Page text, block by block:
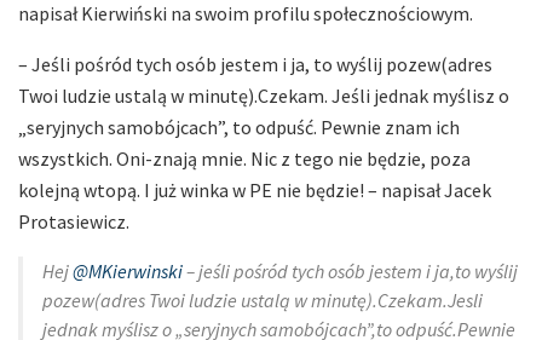
napisał Kierwiński na swoim profilu społecznościowym.
– Jeśli pośród tych osób jestem i ja, to wyślij pozew(adres
Twoi ludzie ustalą w minutę).Czekam. Jeśli jednak myślisz o
„seryjnych samobójcach”, to odpuść. Pewnie znam ich
wszystkich. Oni-znają mnie. Nic z tego nie będzie, poza
kolejną wtopą. I już winka w PE nie będzie! – napisał Jacek
Protasiewicz.
Hej@MKierwinski– jeśli pośród tych osób jestem i ja,to wyślij
pozew(adres Twoi ludzie ustalą w minutę).Czekam.Jesli
jednak myślisz o „seryjnych samobójcach”,to odpuść.Pewnie